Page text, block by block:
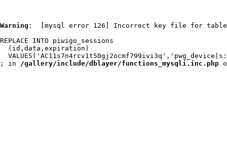
Warning :  [mysql error 126] Incorrect key file for
REPLACE INTO piwigo_sessions
  (id,data,expiration)
; in /gallery/include/dblayer/functions_mysqli.inc.php